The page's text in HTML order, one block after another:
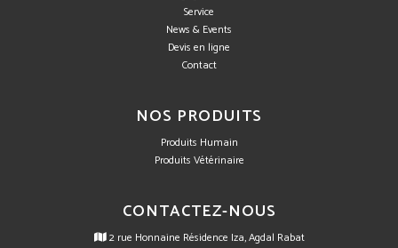
Service
News & Events
Devis en ligne
Contact
NOS PRODUITS
Produits Humain
Produits Vétérinaire
CONTACTEZ-NOUS
2 rue Honnaine Résidence Iza, Agdal Rabat